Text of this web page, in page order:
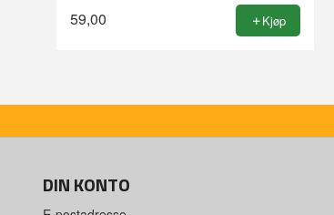
59,00 Kjøp
DIN KONTO